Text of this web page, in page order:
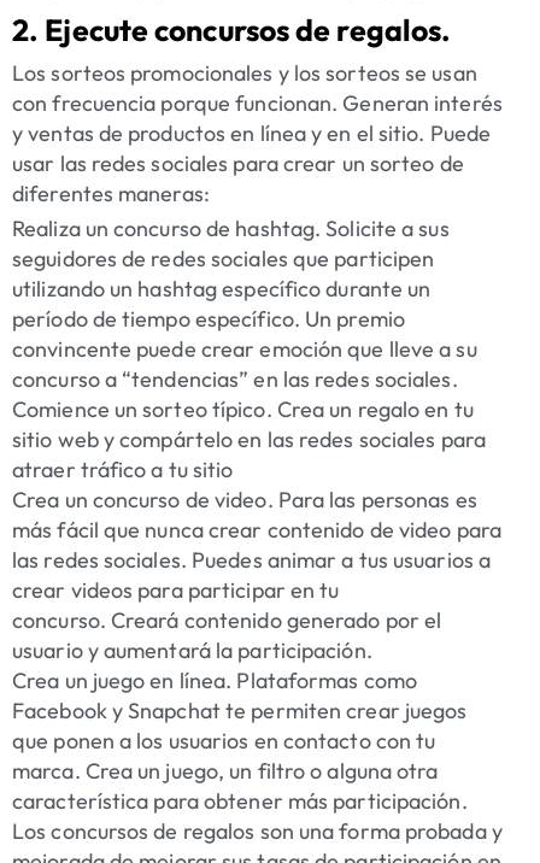
2. Ejecute concursos de regalos.
Los sorteos promocionales y los sorteos se usan
con frecuencia porque funcionan. Generan interés
y ventas de productos en línea y en el sitio. Puede
usar las redes sociales para crear un sorteo de
diferentes maneras:
Realiza un concurso de hashtag. Solicite a sus
seguidores de redes sociales que participen
utilizando un hashtag específico durante un
período de tiempo específico. Un premio
convincente puede crear emoción que lleve a su
concurso a “tendencias” en las redes sociales.
Comience un sorteo típico. Crea un regalo en tu
sitio web y compártelo en las redes sociales para
atraer tráfico a tu sitio
Crea un concurso de video. Para las personas es
más fácil que nunca crear contenido de video para
las redes sociales. Puedes animar a tus usuarios a
crear videos para participar en tu
concurso. Creará contenido generado por el
usuario y aumentará la participación.
Crea un juego en línea. Plataformas como
Facebook y Snapchat te permiten crear juegos
que ponen a los usuarios en contacto con tu
marca. Crea un juego, un filtro o alguna otra
característica para obtener más participación.
Los concursos de regalos son una forma probada y